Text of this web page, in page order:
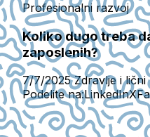
Profesionalni razvoj
Koliko dugo treba
zaposlenih?
7/7/2025Zdravlje i lični
Podelite na:LinkedInX